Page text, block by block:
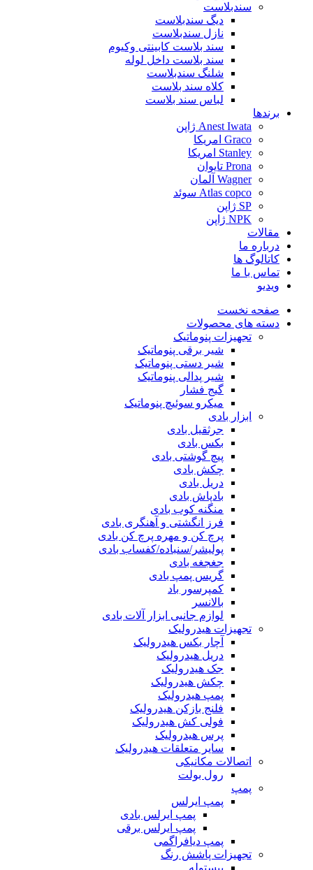
سندبلاست
دیگ سندبلاست
نازل سندبلاست
سند بلاست کابینتی وکیوم
سند بلاست داخل لوله
شلنگ سندبلاست
کلاه سند بلاست
لباس سند بلاست
برندها
Anest Iwata ژاپن
Graco امریکا
Stanley امریکا
Prona تایوان
Wagner آلمان
Atlas copco سوئد
SP ژاپن
NPK ژاپن
مقالات
درباره ما
کاتالوگ ها
تماس با ما
ویدیو
صفحه نخست
دسته های محصولات
تجهیزات پنوماتیک
شیر برقی پنوماتیک
شیر دستی پنوماتیک
شیر پدالی پنوماتیک
گیج فشار
میکرو سوئیچ پنوماتیک
ابزار بادی
جرثقیل بادی
بکس بادی
پیچ گوشتی بادی
چکش بادی
دریل بادی
بادپاش بادی
منگنه کوب بادی
فرز انگشتی و آهنگری بادی
پرچ کن و مهره پرچ کن بادی
پولیشر/سنباده/کفساب بادی
جغجغه بادی
گریس پمپ بادی
کمپرسور باد
بالانسر
لوازم جانبی ابزار آلات بادی
تجهیزات هیدرولیک
آچار بکس هیدرولیک
دریل هیدرولیک
جک هیدرولیک
چکش هیدرولیک
پمپ هیدرولیک
فلنج بازکن هیدرولیک
فولی کش هیدرولیک
پرس هیدرولیک
سایر متعلقات هیدرولیک
اتصالات مکانیکی
رول بولت
پمپ
پمپ ایرلس
پمپ ایرلس بادی
پمپ ایرلس برقی
پمپ دیافراگمی
تجهیزات پاشش رنگ
پیستوله